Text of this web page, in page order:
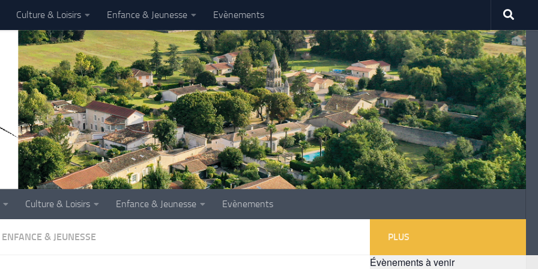
Culture & Loisirs Enfance & Jeunesse Evènements
Culture & Loisirs Enfance & Jeunesse Evènements
ENFANCE & JEUNESSE PLUS
Évènements à venir